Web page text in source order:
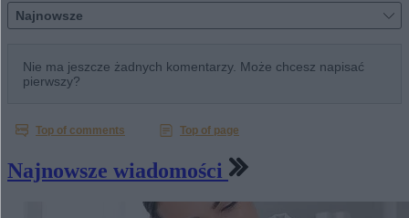
Najnowsze wiadomości